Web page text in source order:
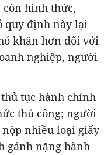
còn hình thức,
quy định này lại
khăn hơn đối với
nghiệp, người
tục hành chính
thủ công; người
nhiều loại giấy
gánh nặng hành